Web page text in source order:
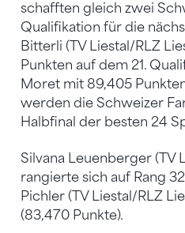
schafften gleich zwei
Qualifikation für die
Bitterli (TV Liestal/RLZ
Punkten auf dem 21.
Moret mit 89,405
werden die Schweizer
Halbfinal der besten 24
Silvana Leuenberger (TV
rangierte sich auf Rang
Pichler (TV Liestal/RLZ
(83,470 Punkte).